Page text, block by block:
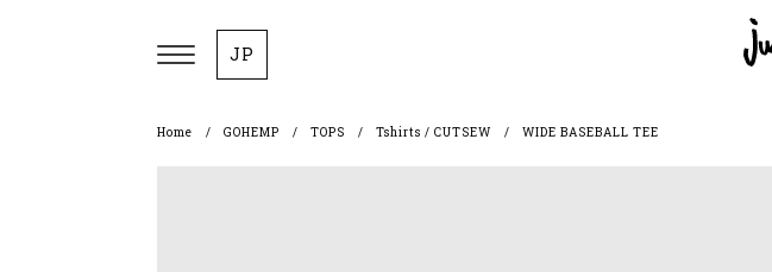
JP
Home GOHEMP TOPS Tshirts / CUTSEW WIDE BASEBALL TEE